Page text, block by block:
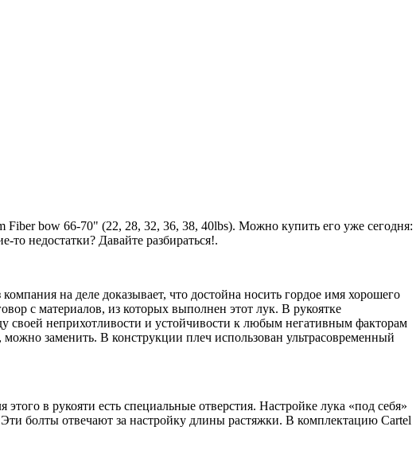
bow 66-70" (22, 28, 32, 36, 38, 40lbs). Можно купить его уже сегодня:
то недостатки? Давайте разбираться!.
на деле доказывает, что достойна носить гордое имя хорошего
с материалов, из которых выполнен этот лук. В рукоятке
своей неприхотливости и устойчивости к любым негативным факторам
заменить. В конструкции плеч использован ультрасовременный
в рукояти есть специальные отверстия. Настройке лука «под себя»
болты отвечают за настройку длины растяжки. В комплектацию Cartel